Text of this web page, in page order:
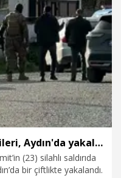
İzmir'deki cinayetin şüphelileri, Aydın'da yakalandı
(23) silahlı saldırıda
bir çiftlikte yakalandı.